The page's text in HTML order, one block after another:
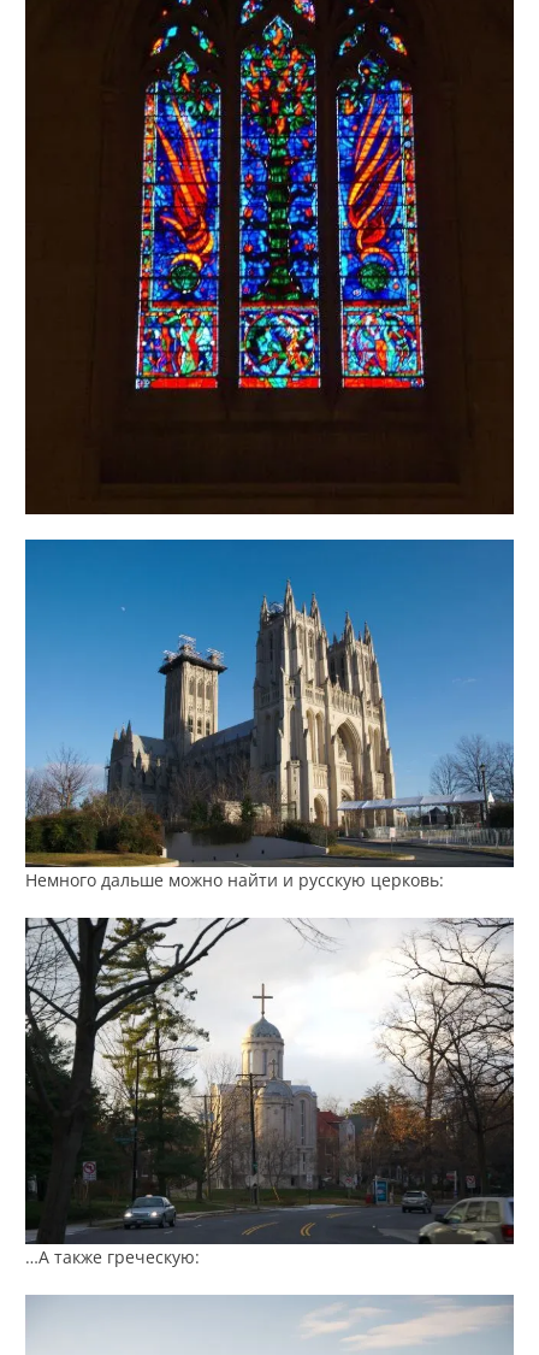
Немного дальше можно найти и русскую церковь:
…А также греческую: